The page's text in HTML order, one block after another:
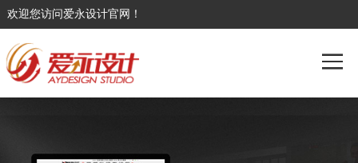
欢迎您访问爱永设计官网！